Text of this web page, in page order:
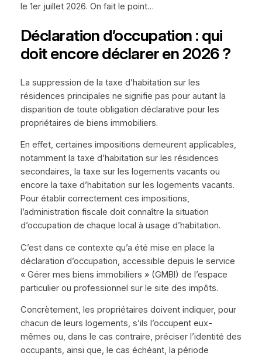
le 1er juillet 2026. On fait le point…
Déclaration d’occupation : qui
doit encore déclarer en 2026 ?
La suppression de la taxe d’habitation sur les
résidences principales ne signifie pas pour autant la
disparition de toute obligation déclarative pour les
propriétaires de biens immobiliers.
En effet, certaines impositions demeurent applicables,
notamment la taxe d’habitation sur les résidences
secondaires, la taxe sur les logements vacants ou
encore la taxe d’habitation sur les logements vacants.
Pour établir correctement ces impositions,
l’administration fiscale doit connaître la situation
d’occupation de chaque local à usage d’habitation.
C’est dans ce contexte qu’a été mise en place la
déclaration d’occupation, accessible depuis le service
« Gérer mes biens immobiliers » (GMBI) de l’espace
particulier ou professionnel sur le site des impôts.
Concrètement, les propriétaires doivent indiquer, pour
chacun de leurs logements, s’ils l’occupent eux-
mêmes ou, dans le cas contraire, préciser l’identité des
occupants, ainsi que, le cas échéant, la période